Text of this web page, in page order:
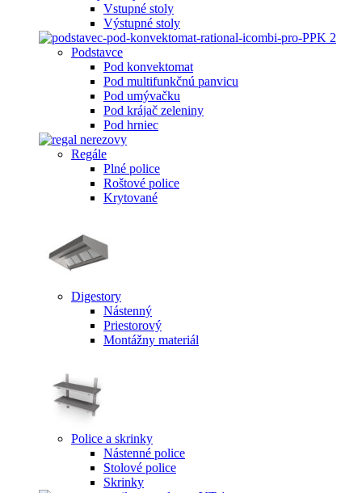
Vstupné stoly
Výstupné stoly
Podstavce
Pod konvektomat
Pod multifunkčnú panvicu
Pod umývačku
Pod krájač zeleniny
Pod hrniec
Regále
Plné police
Roštové police
Krytované
Digestory
Nástenný
Priestorový
Montážny materiál
Police a skrinky
Nástenné police
Stolové police
Skrinky